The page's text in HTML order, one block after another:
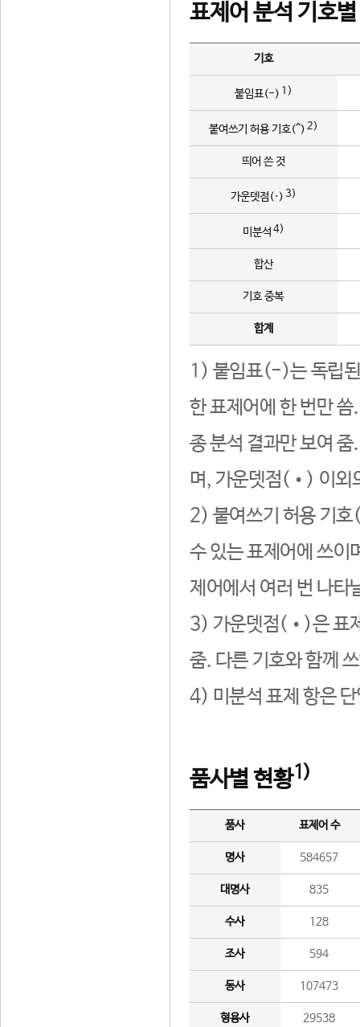
표제어 분석 기호
기호
붙임표(-) 1)
붙여쓰기 허용 기호(^) 2)
띄어 쓴 것
가운뎃점(·) 3)
미분석 4)
합산
기호 중복
합계
1) 붙임표(-)는 독립된
한 표제어에 한 번만
종 분석 결과만 보여
며, 가운뎃점(•) 이외
2) 붙여쓰기 허용 기호
수 있는 표제어에 쓰이
제어에서 여러 번 나타
3) 가운뎃점(•)은 표
줌. 다른 기호와 함께
4) 미분석 표제 항은
품사별 현황1)
품사 표제어 수
명사 584657
대명사 835
수사 128
조사 594
동사 107473
형용사 29538